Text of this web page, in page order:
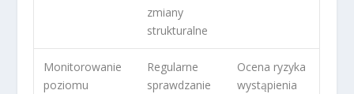
zmiany
strukturalne
Monitorowanie
poziomu
Regularne
sprawdzanie
Ocena ryzyka
wystąpienia